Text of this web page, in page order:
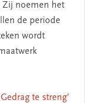
Zij noemen het
de periode
wordt
te streng’